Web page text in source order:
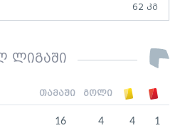
62 კგ
ლიგაში
თამაში გოლი
16 4 4 1